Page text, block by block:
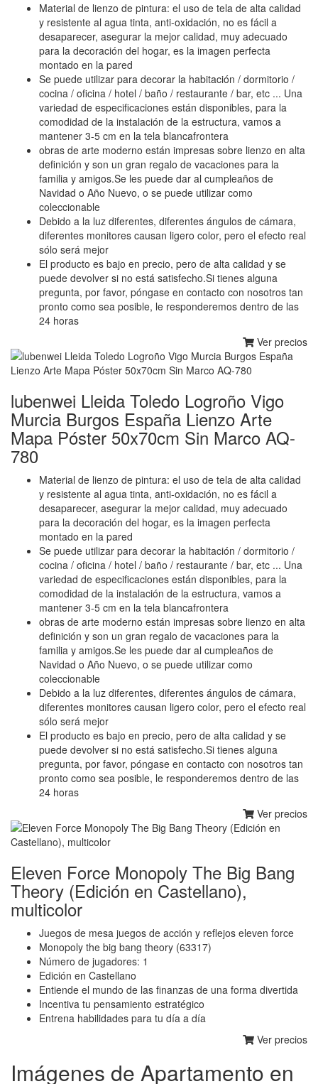
Material de lienzo de pintura: el uso de tela de alta calidad
y resistente al agua tinta, anti-oxidación, no es fácil a
desaparecer, asegurar la mejor calidad, muy adecuado
para la decoración del hogar, es la imagen perfecta
montado en la pared
Se puede utilizar para decorar la habitación / dormitorio /
cocina / oficina / hotel / baño / restaurante / bar, etc ... Una
variedad de especificaciones están disponibles, para la
comodidad de la instalación de la estructura, vamos a
mantener 3-5 cm en la tela blancafrontera
obras de arte moderno están impresas sobre lienzo en alta
definición y son un gran regalo de vacaciones para la
familia y amigos.Se les puede dar al cumpleaños de
Navidad o Año Nuevo, o se puede utilizar como
coleccionable
Debido a la luz diferentes, diferentes ángulos de cámara,
diferentes monitores causan ligero color, pero el efecto real
sólo será mejor
El producto es bajo en precio, pero de alta calidad y se
puede devolver si no está satisfecho.Si tienes alguna
pregunta, por favor, póngase en contacto con nosotros tan
pronto como sea posible, le responderemos dentro de las
24 horas
Ver precios
lubenwei Lleida Toledo Logroño Vigo
Murcia Burgos España Lienzo Arte
Mapa Póster 50x70cm Sin Marco AQ-
780
Material de lienzo de pintura: el uso de tela de alta calidad
y resistente al agua tinta, anti-oxidación, no es fácil a
desaparecer, asegurar la mejor calidad, muy adecuado
para la decoración del hogar, es la imagen perfecta
montado en la pared
Se puede utilizar para decorar la habitación / dormitorio /
cocina / oficina / hotel / baño / restaurante / bar, etc ... Una
variedad de especificaciones están disponibles, para la
comodidad de la instalación de la estructura, vamos a
mantener 3-5 cm en la tela blancafrontera
obras de arte moderno están impresas sobre lienzo en alta
definición y son un gran regalo de vacaciones para la
familia y amigos.Se les puede dar al cumpleaños de
Navidad o Año Nuevo, o se puede utilizar como
coleccionable
Debido a la luz diferentes, diferentes ángulos de cámara,
diferentes monitores causan ligero color, pero el efecto real
sólo será mejor
El producto es bajo en precio, pero de alta calidad y se
puede devolver si no está satisfecho.Si tienes alguna
pregunta, por favor, póngase en contacto con nosotros tan
pronto como sea posible, le responderemos dentro de las
24 horas
Ver precios
Eleven Force Monopoly The Big Bang
Theory (Edición en Castellano),
multicolor
Juegos de mesa juegos de acción y reflejos eleven force
Monopoly the big bang theory (63317)
Número de jugadores: 1
Edición en Castellano
Entiende el mundo de las finanzas de una forma divertida
Incentiva tu pensamiento estratégico
Entrena habilidades para tu día a día
Ver precios
Imágenes de Apartamento en